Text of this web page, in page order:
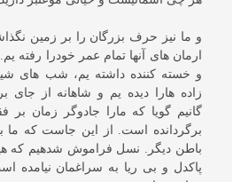
و ما نیز حرف بزرگان را بر زمین
ارمان های آنها تمام عمر خودرا رفته
و خسته کننده داشته یم، شب های
زاده هارا دیده یم و شاهانه از جای
گانیم گویا که مارا جادوگر زمان بر
برگردانده است. از این جاست که ما
باطن دیگر. نسل فراموش شدهیم که
پاکدل و بی ریا به سراغمان نیامده